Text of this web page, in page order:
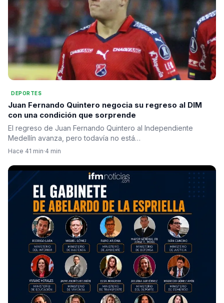
DEPORTES
Juan Fernando Quintero negocia su regreso al DIM
con una condición que sorprende
El regreso de Juan Fernando Quintero al Independiente
Medellín avanza, pero todavía no está…
Hace 41 min·4 min